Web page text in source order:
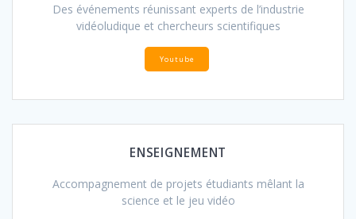
Des événements réunissant experts de l’industrie
vidéoludique et chercheurs scientifiques
Youtube
ENSEIGNEMENT
Accompagnement de projets étudiants mêlant la
science et le jeu vidéo